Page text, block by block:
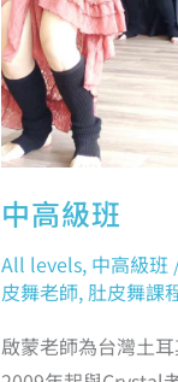
中高級班
All levels, 中高級班
皮舞老師, 肚皮舞課
啟蒙老師為台灣土